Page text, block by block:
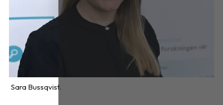
Sara Bussqvist.